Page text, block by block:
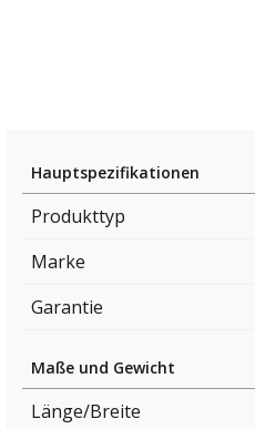
Hauptspezifikationen
Produkttyp
Marke
Garantie
Maße und Gewicht
Länge/Breite